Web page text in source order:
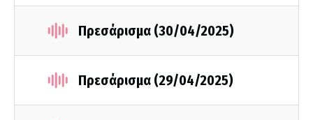
Πρεσάρισμα (30/04/2025)
Πρεσάρισμα (29/04/2025)